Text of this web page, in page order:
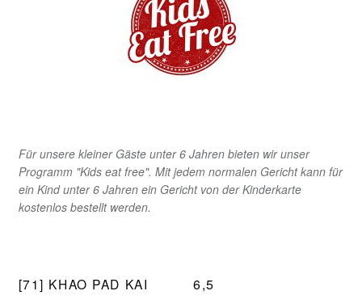
N
D
I
Für unsere kleiner Gäste unter 6 Jahren bieten wir unser
Programm "Kids eat free". Mit jedem normalen Gericht kann für
ein Kind unter 6 Jahren ein Gericht von der Kinderkarte
kostenlos bestellt werden.
[71] KHAO PAD KAI 6,5